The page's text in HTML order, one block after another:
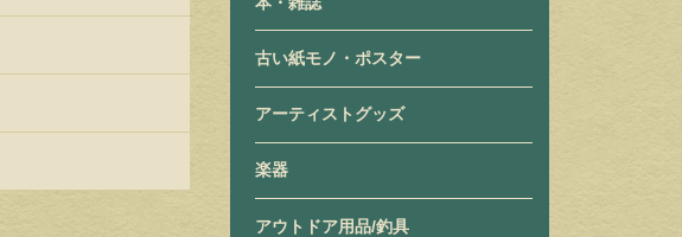
古い紙モノ・ポスター
アーティストグッズ
楽器
アウトドア用品/釣具